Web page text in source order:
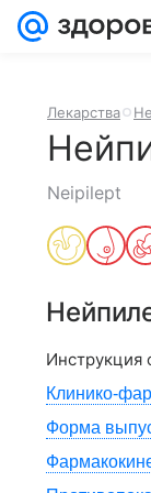
Лекарства
Neipilept
Инструкция
Клинико-
Форма